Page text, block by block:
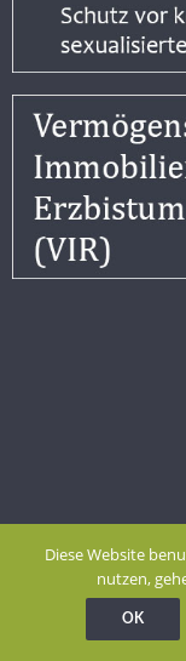
Diese Website
nutzen,
OK